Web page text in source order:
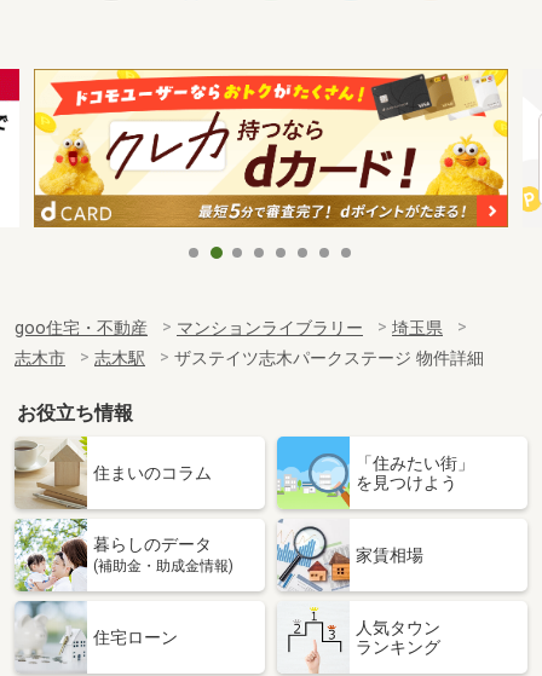
goo住宅・不動産 マンションライブラリー
埼玉県
志木市
志木駅 ザステイツ志木パークステージ 物件詳細
お役立ち情報
住まいのコラム
「住みたい街」
を見つけよう
暮らしのデータ
(補助金・助成金情報)
家賃相場
住宅ローン
人気タウン
ランキング